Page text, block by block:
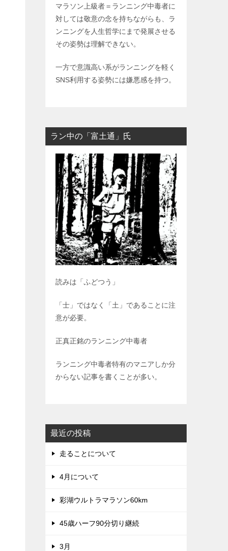
マラソン上級者＝ランニング中毒者に
対しては敬意の念を持ちながらも、ラ
ンニングを人生哲学にまで発展させる
その姿勢は理解できない。
一方で意識高い系がランニングを軽く
SNS利用する姿勢には嫌悪感を持つ。
ラン中の「富土通」氏
読みは「ふどつう」
「士」ではなく「土」であることに注
意が必要。
正真正銘のランニング中毒者
ランニング中毒者特有のマニアしか分
からない記事を書くことが多い。
最近の投稿
走ることについて
4月について
彩湖ウルトラマラソン60km
45歳ハーフ90分切り継続
3月